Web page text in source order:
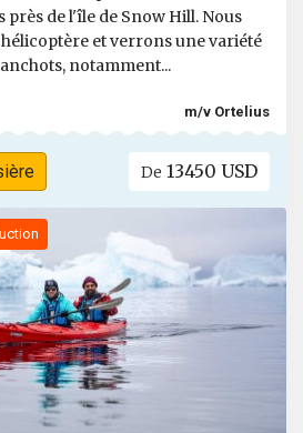
de l'île de Snow Hill. Nous
et verrons une variété
notamment...
m/v Ortelius
De 13450 USD